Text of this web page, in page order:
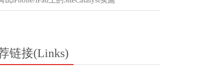
链接(Links)